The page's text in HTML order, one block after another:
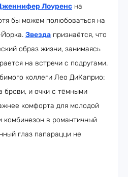
Лоуренс на
бы можем полюбоваться на
Звезда признаётся, что
образ жизни, занимаясь
на встречи с подругами.
коллеги Лео ДиКаприо:
брови, и очки с тёмными
комфорта для молодой
комбинезон в романтичный
глаз папарацци не